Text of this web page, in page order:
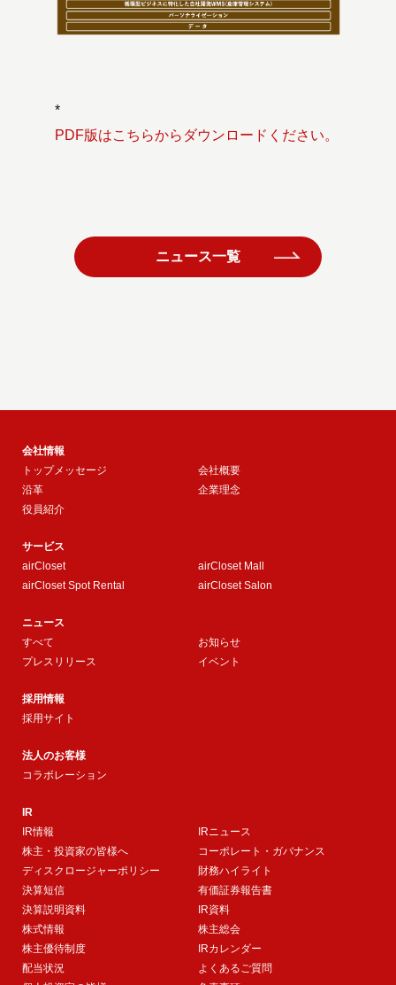
*
PDF版はこちらからダウンロードください。
ニュース一覧
会社情報
トップメッセージ
会社概要
沿革
企業理念
役員紹介
サービス
airCloset
airCloset Mall
airCloset Spot Rental
airCloset Salon
ニュース
すべて
お知らせ
プレスリリース
イベント
採用情報
採用サイト
法人のお客様
コラボレーション
IR
IR情報
IRニュース
株主・投資家の皆様へ
コーポレート・ガバナンス
ディスクロージャーポリシー
財務ハイライト
決算短信
有価証券報告書
決算説明資料
IR資料
株式情報
株主総会
株主優待制度
IRカレンダー
配当状況
よくあるご質問